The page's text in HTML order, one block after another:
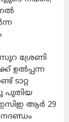
ശ്രേണി
ഉല്‍പ്പന്ന
ടാറ്റ
പുതിയ
ആര്‍ 29